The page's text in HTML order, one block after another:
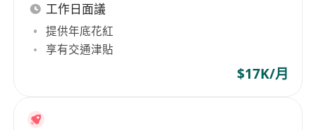
工作日面議
提供年底花紅
享有交通津貼
$17K/月